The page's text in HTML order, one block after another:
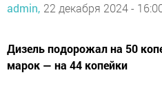
admin, 22 декабря 2024 -
Дизель подорожал на 50
марок — на 44 копейки